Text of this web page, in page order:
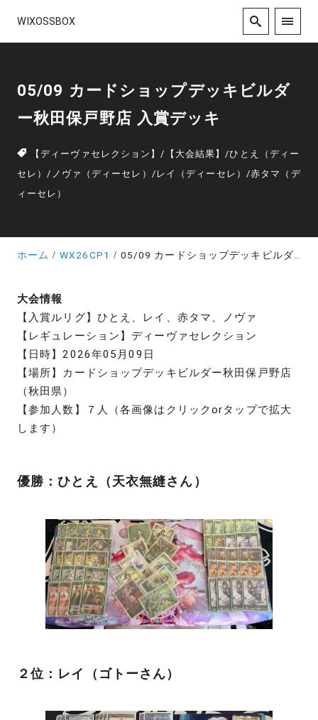
WIXOSSBOX
05/09 カードショップデッキビルダ
ー秋田保戸野店 入賞デッキ
【ディーヴァセレクション】/ 【大会結果】/ひとえ（ディー
セレ）/ ノヴァ（ディーセレ） / レイ（ディーセレ） /赤タマ（デ
ィーセレ）
ホーム WX26CP1 05/09 カードショップデッキビルダー秋田保戸野店 入賞デッキ
大会情報
【入賞ルリグ】ひとえ、レイ、赤タマ、ノヴァ
【レギュレーション】ディーヴァセレクション
【日時】2026年05月09日
【場所】カードショップデッキビルダー秋田保戸野店
（秋田県）
【参加人数】７人（各画像はクリックorタップで拡大
します）
優勝：ひとえ（天衣無縫さん）
２位：レイ（ゴトーさん）